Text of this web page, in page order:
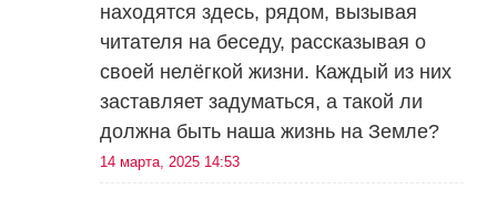
находятся здесь, рядом, вызывая
читателя на беседу, рассказывая о
своей нелёгкой жизни. Каждый из них
заставляет задуматься, а такой ли
должна быть наша жизнь на Земле?
14 марта, 2025 14:53